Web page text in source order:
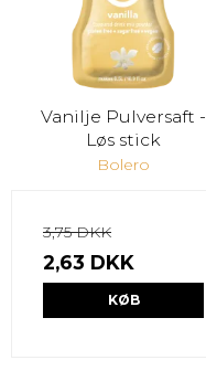
Vanilje Pulversaft -
Løs stick
Bolero
3,75 DKK
2,63 DKK
KØB